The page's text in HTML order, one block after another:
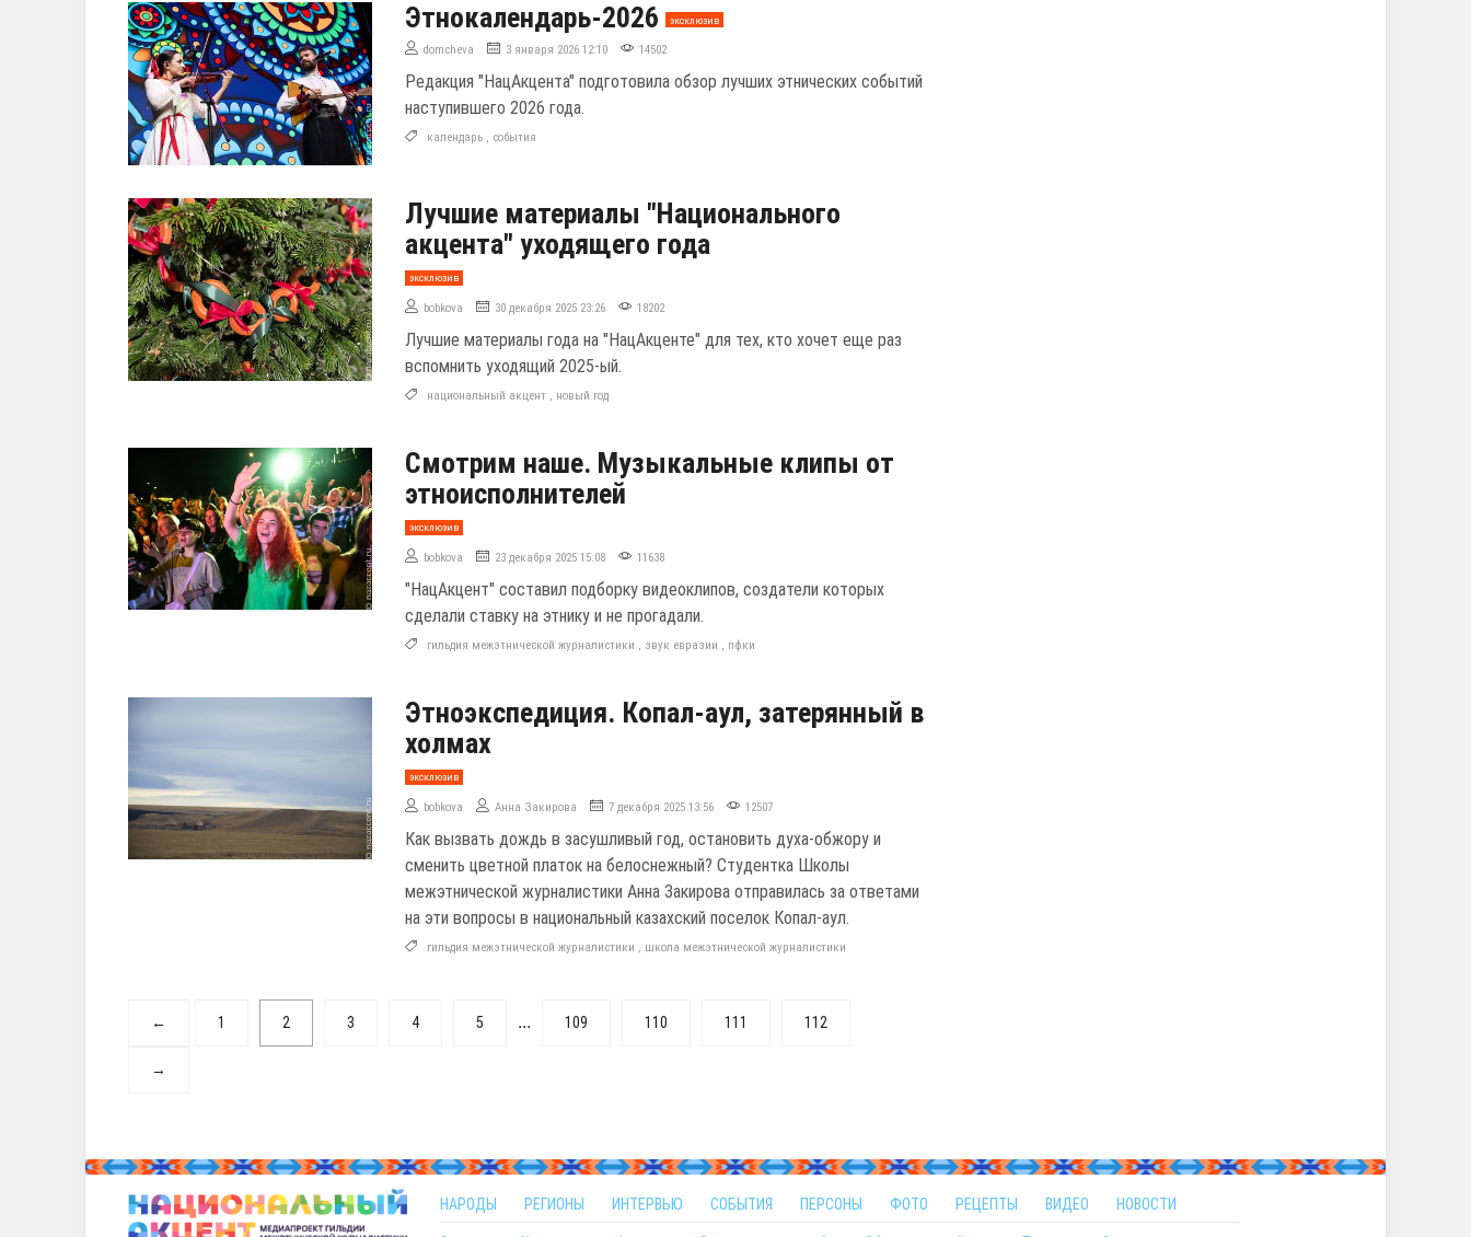
Этнокалендарь-2026 эксклюзив
domcheva 3 января 2026 12:10 14502
Редакция "НацАкцента" подготовила обзор лучших этнических событий
наступившего 2026 года.
календарь , события
Лучшие материалы "Национального
акцента" уходящего года
эксклюзив
bobkova 30 декабря 2025 23:26 18202
Лучшие материалы года на "НацАкценте" для тех, кто хочет еще раз
вспомнить уходящий 2025-ый.
национальный акцент , новый год
Смотрим наше. Музыкальные клипы от
этноисполнителей
эксклюзив
bobkova 23 декабря 2025 15:08 11638
"НацАкцент" составил подборку видеоклипов, создатели которых
сделали ставку на этнику и не прогадали.
гильдия межэтнической журналистики , звук евразии , пфки
Этноэкспедиция. Копал-аул, затерянный в
холмах
эксклюзив
bobkova Анна Закирова 7 декабря 2025 13:56 12507
Как вызвать дождь в засушливый год, остановить духа-обжору и
сменить цветной платок на белоснежный? Студентка Школы
межэтнической журналистики Анна Закирова отправилась за ответами
на эти вопросы в национальный казахский поселок Копал-аул.
гильдия межэтнической журналистики , школа межэтнической журналистики
← 1 2 3 4 5 ... 109 110 111 112
→
НАРОДЫ РЕГИОНЫ ИНТЕРВЬЮ СОБЫТИЯ ПЕРСОНЫ ФОТО РЕЦЕПТЫ ВИДЕО НОВОСТИ